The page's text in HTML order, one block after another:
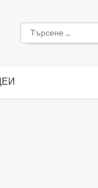
Търсене
за: